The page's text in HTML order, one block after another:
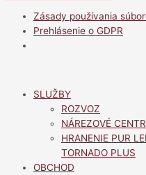
Zásady používania
Prehlásenie o GDPR
obsah
SLUŽBY
ROZVOZ
NÁREZOVÉ
HRANENIE PUR
TORNADO PLUS
OBCHOD